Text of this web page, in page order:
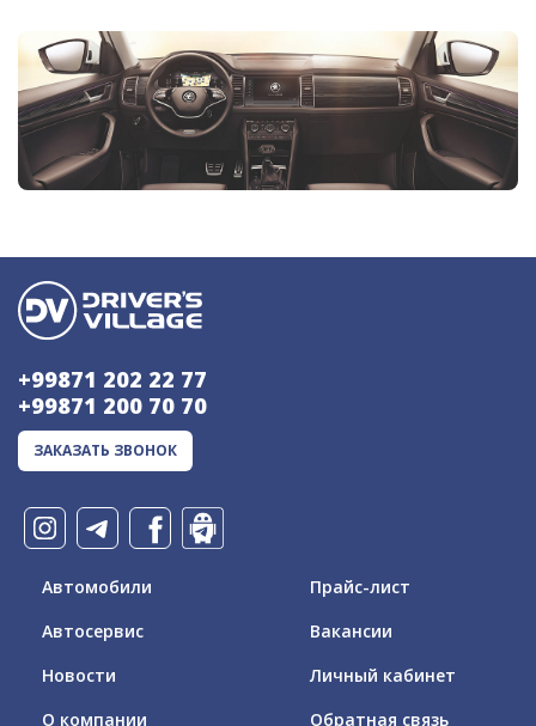
+99871 202 22 77
+99871 200 70 70
ЗАКАЗАТЬ ЗВОНОК
Автомобили
Автосервис
Новости
О компании
Прайс-лист
Вакансии
Личный кабинет
Обратная связь